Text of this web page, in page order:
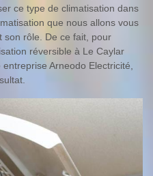
ce type de climatisation dans
que nous allons vous
son rôle. De ce fait, pour
réversible à Le Caylar
Arneodo Electricité,